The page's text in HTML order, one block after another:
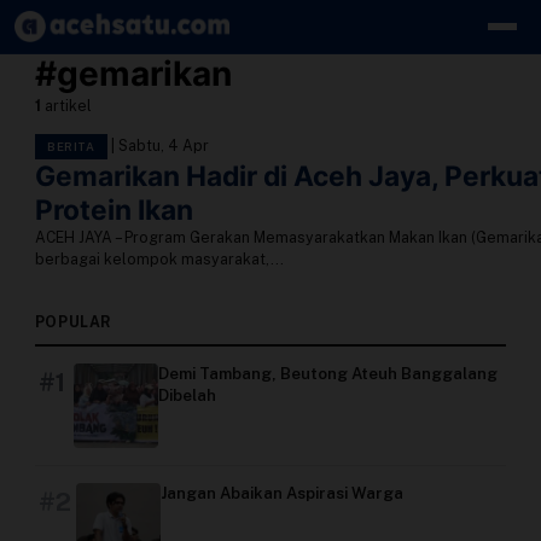
Skip to content
Edit Berita
Kebijakan Cookie
Kebijakan Cookies
Kebijakan Privasi
Panduan
Pasang Iklan
Pedoman Media Siber
#gemarikan
1 artikel
BERITA Sabtu, 4 Apr
Gemarikan Hadir di Aceh Jaya,
Protein Ikan
ACEH JAYA – Program Gerakan Memasyarakatkan Makan Ikan
berbagai kelompok masyarakat,...
POPULAR
Demi Tambang, Beutong Ateuh Banggalang
Dibelah
Jangan Abaikan Aspirasi Warga